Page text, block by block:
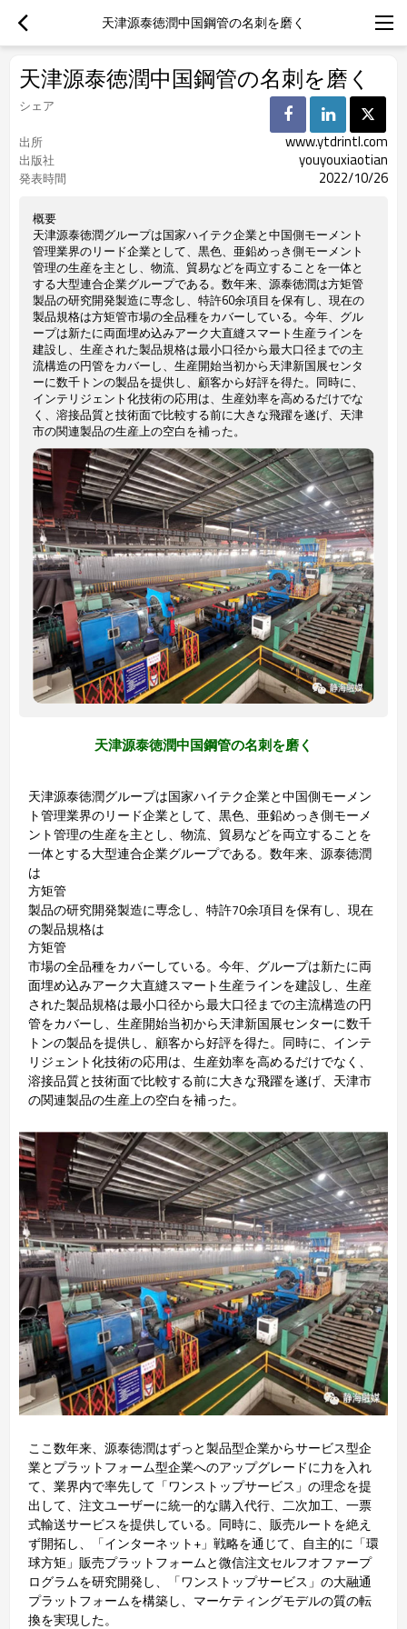
天津源泰徳潤中国鋼管の名刺を磨く
天津源泰徳潤中国鋼管の名刺を磨く
シェア
出所
www.ytdrintl.com
出版社 youyouxiaotian
発表時間 2022/10/26
概要
天津源泰徳潤グループは国家ハイテク企業と中国側モーメント
管理業界のリード企業として、黒色、亜鉛めっき側モーメント
管理の生産を主とし、物流、貿易などを両立することを一体と
する大型連合企業グループである。数年来、源泰徳潤は方矩管
製品の研究開発製造に専念し、特許60余項目を保有し、現在の
製品規格は方矩管市場の全品種をカバーしている。今年、グル
ープは新たに両面埋め込みアーク大直縫スマート生産ラインを
建設し、生産された製品規格は最小口径から最大口径までの主
流構造の円管をカバーし、生産開始当初から天津新国展センタ
ーに数千トンの製品を提供し、顧客から好評を得た。同時に、
インテリジェント化技術の応用は、生産効率を高めるだけでな
く、溶接品質と技術面で比較する前に大きな飛躍を遂げ、天津
市の関連製品の生産上の空白を補った。
天津源泰徳潤中国鋼管の名刺を磨く
天津源泰徳潤グループは国家ハイテク企業と中国側モーメン
ト管理業界のリード企業として、黒色、亜鉛めっき側モーメ
ント管理の生産を主とし、物流、貿易などを両立することを
一体とする大型連合企業グループである。数年来、源泰徳潤
は
方矩管
製品の研究開発製造に専念し、特許70余項目を保有し、現在
の製品規格は
方矩管
市場の全品種をカバーしている。今年、グループは新たに両
面埋め込みアーク大直縫スマート生産ラインを建設し、生産
された製品規格は最小口径から最大口径までの主流構造の円
管をカバーし、生産開始当初から天津新国展センターに数千
トンの製品を提供し、顧客から好評を得た。同時に、インテ
リジェント化技術の応用は、生産効率を高めるだけでなく、
溶接品質と技術面で比較する前に大きな飛躍を遂げ、天津市
の関連製品の生産上の空白を補った。
ここ数年来、源泰徳潤はずっと製品型企業からサービス型企
業とプラットフォーム型企業へのアップグレードに力を入れ
て、業界内で率先して「ワンストップサービス」の理念を提
出して、注文ユーザーに統一的な購入代行、二次加工、一票
式輸送サービスを提供している。同時に、販売ルートを絶え
ず開拓し、「インターネット+」戦略を通じて、自主的に「環
球方矩」販売プラットフォームと微信注文セルフオファープ
ログラムを研究開発し、「ワンストップサービス」の大融通
プラットフォームを構築し、マーケティングモデルの質の転
換を実現した。